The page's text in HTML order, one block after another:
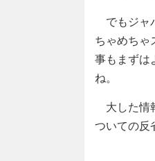
でもジャ
ちゃめちゃ
事もまずは
ね。
大した情
ついての反